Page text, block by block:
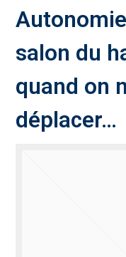
salon du
quand on
déplacer…